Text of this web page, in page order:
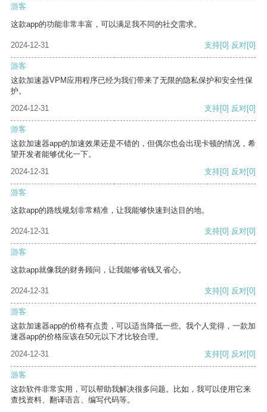
游客
这款app的功能非常丰富，可以满足我不同的社交需求。
2024-12-31 支持[0] 反对[0]
游客
这款加速器VPM应用程序已经为我们带来了无限的隐私保护和安全性保
护。
2024-12-31
支持[0] 反对[0]
游客
这款加速器app的加速效果还是不错的，但偶尔也会出现卡顿的情况，希
望开发者能够优化一下。
2024-12-31
支持[0] 反对[0]
游客
这款app的路线规划非常精准，让我能够快速到达目的地。
2024-12-31 支持[0] 反对[0]
游客
这款app就像我的财务顾问，让我能够省钱又省心。
2024-12-31 支持[0] 反对[0]
游客
这款加速器app的价格有点贵，可以适当降低一些。我个人觉得，一款加
速器app的价格应该在50元以下才比较合理。
2024-12-31
支持[0] 反对[0]
游客
这款软件非常实用，可以帮助我解决很多问题。比如，我可以使用它来
查找资料、翻译语言、编写代码等。